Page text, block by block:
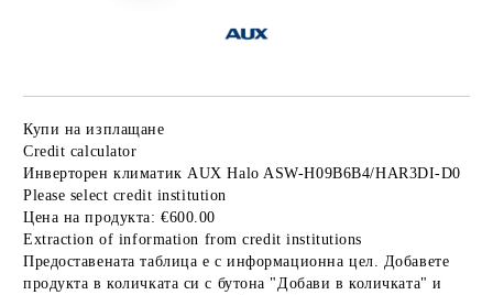
Купи на изплащане
Credit calculator
Инверторен климатик AUX Halo ASW-H09B6B4/HAR3DI-D0
Please select credit institution
Цена на продукта: €600.00
Extraction of information from credit institutions
Предоставената таблица е с информационна цел. Добавете
продукта в количката си с бутона "Добави в количката" и